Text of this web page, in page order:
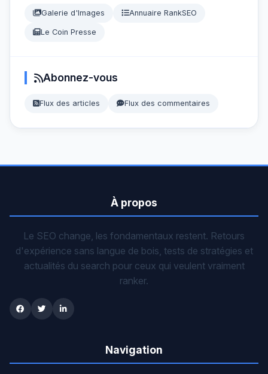
Galerie d'Images Annuaire RankSEO
Le Coin Presse
Abonnez-vous
Flux des articles Flux des commentaires
À propos
Le SEO change, les fondamentaux restent. Retours
d'expérience sans langue de bois, tests de stratégies et
actualités du search pour ceux qui veulent vraiment
ranker.
Navigation